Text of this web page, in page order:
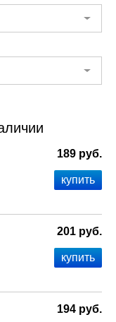
189 руб.
201 руб.
194 руб.